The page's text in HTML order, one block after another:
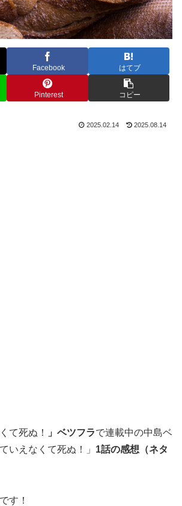
Facebook はてブ
Pinterest コピー
2025.02.14 2025.08.14
て死ぬ！ 」ベツフラで連載中の中島ベ
いえなくて死ぬ！」 1話の感想（ネタ
す！